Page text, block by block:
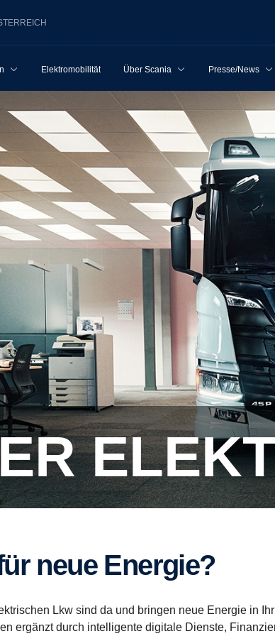
Elektromobilität Über Scania Presse/News
für neue Energie?
Lkw sind da und bringen neue Energie in
ergänzt durch intelligente digitale Dienste,